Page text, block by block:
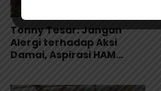
Tonny Tesar: Jangan
Alergi terhadap Aksi
Damai, Aspirasi HAM